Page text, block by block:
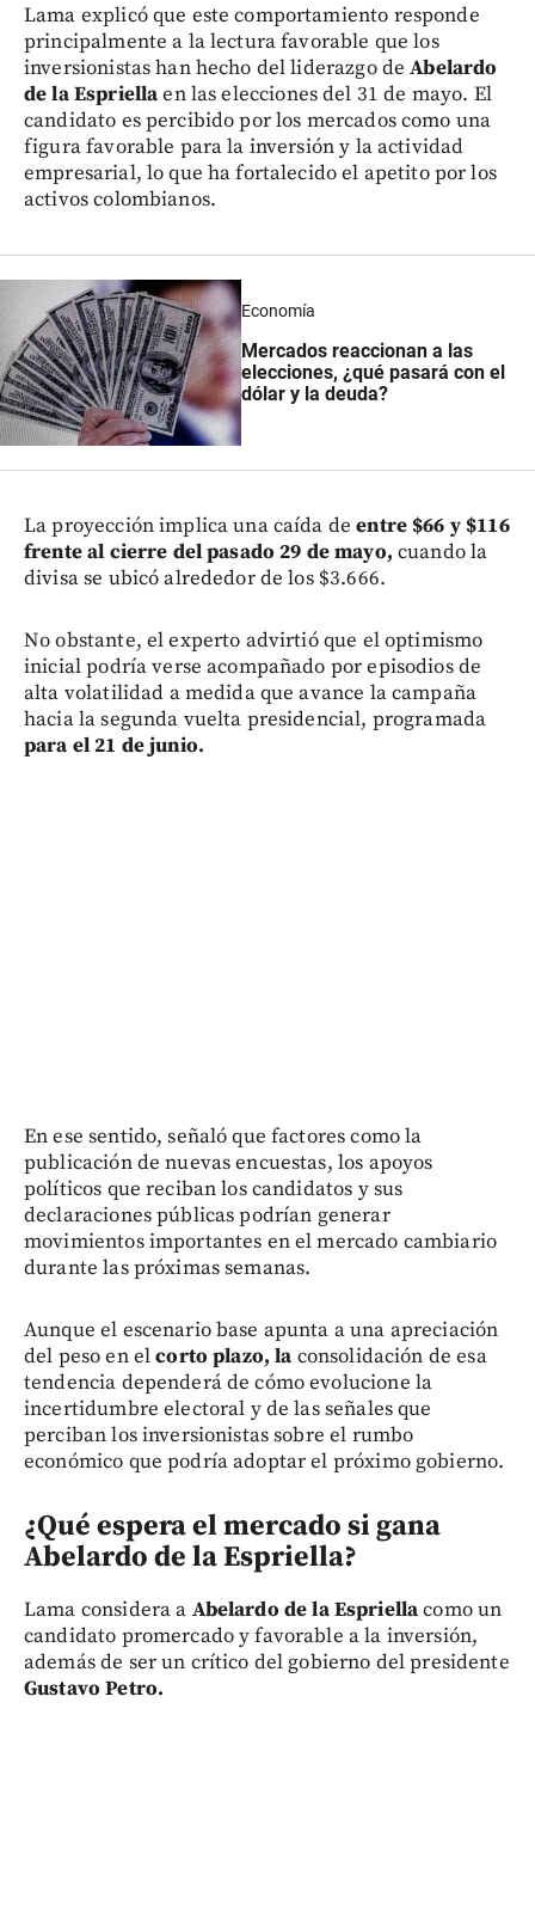
Lama explicó que este comportamiento responde
principalmente a la lectura favorable que los
inversionistas han hecho del liderazgo de Abelardo
de la Espriellaen las elecciones del 31 de mayo. El
candidato es percibido por los mercados como una
figura favorable para la inversión y la actividad
empresarial, lo que ha fortalecido el apetito por los
activos colombianos.
Economía
Mercados reaccionan a las
elecciones, ¿qué pasará con el
dólar y la deuda?
La proyección implica una caída de entre $66 y $116
frente al cierre del pasado 29 de mayo, cuando la
divisa se ubicó alrededor de los $3.666.
No obstante, el experto advirtió que el optimismo
inicial podría verse acompañado por episodios de
alta volatilidad a medida que avance la campaña
hacia la segunda vuelta presidencial, programada
para el 21 de junio.
En ese sentido, señaló que factores como la
publicación de nuevas encuestas, los apoyos
políticos que reciban los candidatos y sus
declaraciones públicas podrían generar
movimientos importantes en el mercado cambiario
durante las próximas semanas.
Aunque el escenario base apunta a una apreciación
del peso en elcorto plazo, la consolidación de esa
tendencia dependerá de cómo evolucione la
incertidumbre electoral y de las señales que
perciban los inversionistas sobre el rumbo
económico que podría adoptar el próximo gobierno.
¿Qué espera el mercado si gana
Abelardo de la Espriella?
Lama considera a Abelardo de la Espriellacomo un
candidato promercado y favorable a la inversión,
además de ser un crítico del gobierno del presidente
Gustavo Petro.